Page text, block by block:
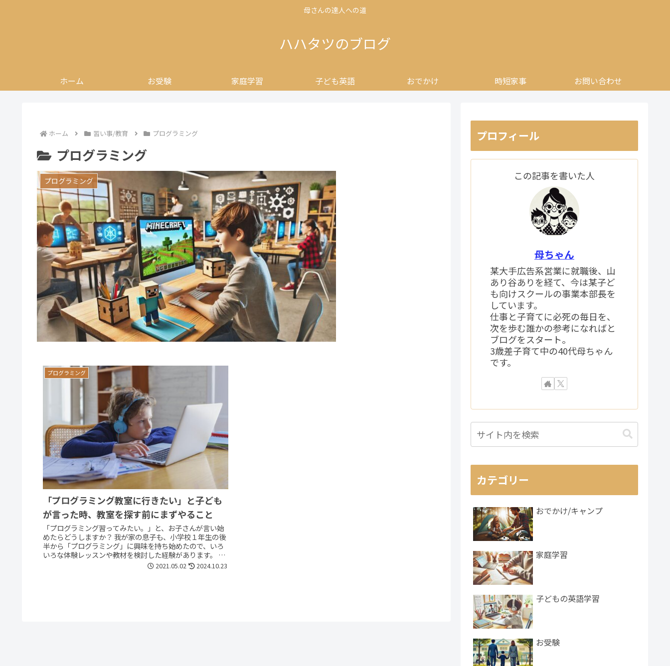
母さんの達人への道
ハハタツのブログ
ホーム お受験 家庭学習 子ども英語 おでかけ 時短家事 お問い合わせ
ホーム 習い事/教育 プログラミング
プログラミング
プログラミング
プログラミング
「プログラミング教室に行きたい」と子ども
が言った時、教室を探す前にまずやること
「プログラミング習ってみたい。」と、お子さんが言い始
めたらどうしますか？ 我が家の息子も、小学校１年生の後
半から「プログラミング」に興味を持ち始めたので、いろ
いろな体験レッスンや教材を検討した経験があります。 で
2021.05.02 2024.10.23
プロフィール
この記事を書いた人
母ちゃん
某大手広告系営業に就職後、山
あり谷ありを経て、今は某子ど
も向けスクールの事業本部長を
しています。
仕事と子育てに必死の毎日を、
次を歩む誰かの参考になればと
ブログをスタート。
3歳差子育て中の40代母ちゃん
です。
カテゴリー
おでかけ/キャンプ
家庭学習
子どもの英語学習
お受験